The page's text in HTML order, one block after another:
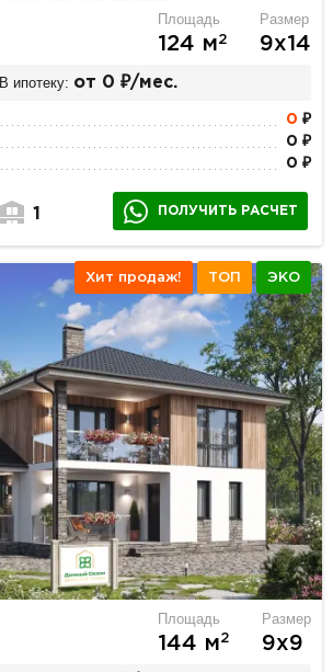
Площадь
124 м2
Размер
9х14
В ипотеку: от 0 ₽/мес.
0 ₽
0 ₽
0 ₽
1 ПОЛУЧИТЬ РАСЧЕТ
Хит продаж! ТОП ЭКО
Площадь
144 м2
Размер
9х9